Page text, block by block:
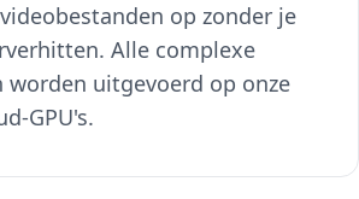
op zonder je
Alle complexe
worden uitgevoerd op onze
GPU's.